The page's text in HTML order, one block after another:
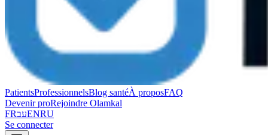
PatientsProfessionnelsBlog santéÀ proposFAQ
Devenir proRejoindre Olamkal
FRעבENRU
Se connecter